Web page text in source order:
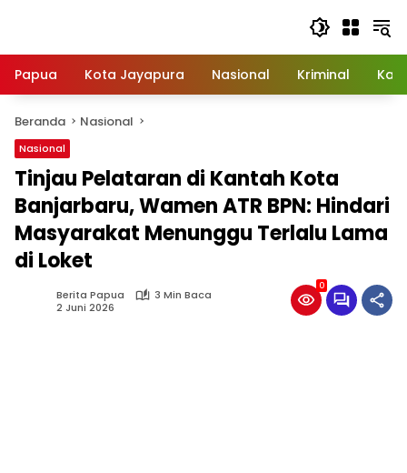
Papua
Kota Jayapura Nasional Kriminal
Beranda Nasional
Nasional
Tinjau Pelataran di Kantah Kota
Banjarbaru, Wamen ATR BPN: Hindari
Masyarakat Menunggu Terlalu Lama
di Loket
Berita Papua
3 Min Baca
2 Juni 2026
0